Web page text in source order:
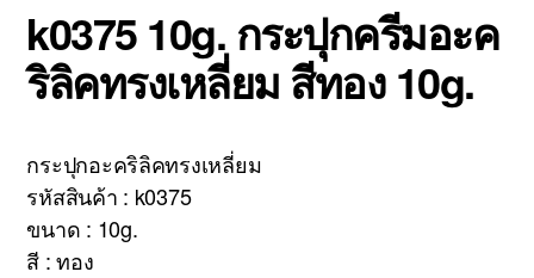
k0375 10g. กระปุกครีมอะค
ริลิคทรงเหลี่ยม สีทอง 10g.
กระปุกอะคริลิคทรงเหลี่ยม
รหัสสินค้า : k0375
ขนาด : 10g.
สี : ทอง